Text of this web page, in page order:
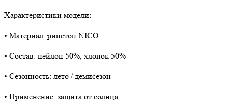
Характеристики модели:
• Материал: рипстоп NICO
• Состав: нейлон 50%, хлопок 50%
• Сезонность: лето / демисезон
• Применение: защита от солнца